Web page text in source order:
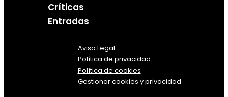
Críticas
Entradas
Aviso Legal
Política de privacidad
Política de cookies
Gestionar cookies y privacidad